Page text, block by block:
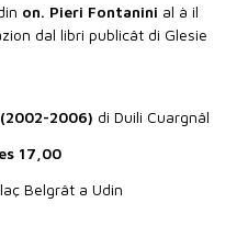
on. Pieri Fontanini al à il
dal libri publicât di Glesie
(2002-2006) di Duili Cuargnâl
17,00
Belgrât a Udin